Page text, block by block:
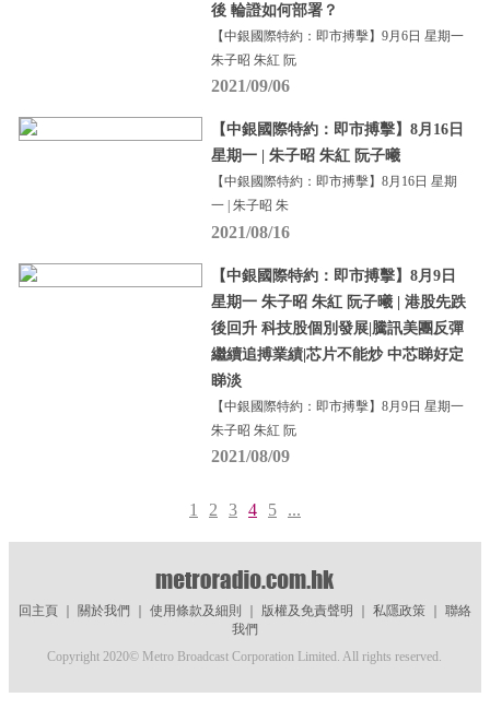
後 輪證如何部署？
【中銀國際特約：即市搏擊】9月6日 星期一
朱子昭 朱紅 阮
2021/09/06
【中銀國際特約：即市搏擊】8月16日
星期一 | 朱子昭 朱紅 阮子曦
【中銀國際特約：即市搏擊】8月16日 星期
一 | 朱子昭 朱
2021/08/16
【中銀國際特約：即市搏擊】8月9日
星期一 朱子昭 朱紅 阮子曦 | 港股先跌
後回升 科技股個別發展|騰訊美團反彈
繼續追搏業績|芯片不能炒 中芯睇好定
睇淡
【中銀國際特約：即市搏擊】8月9日 星期一
朱子昭 朱紅 阮
2021/08/09
1 2 3 4 5 ...
回主頁｜ 關於我們 使用條款及細則 版權及免責聲明 私隱政策｜ 聯絡
我們
Copyright 2020© Metro Broadcast Corporation Limited. All rights reserved.